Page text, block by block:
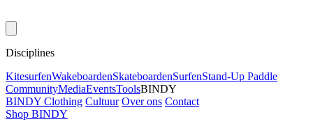
Disciplines
KitesurfenWakeboardenSkateboardenSurfenStand-Up Paddle
CommunityMediaEventsToolsBINDY
BINDY Clothing Cultuur Over ons Contact
Shop BINDY